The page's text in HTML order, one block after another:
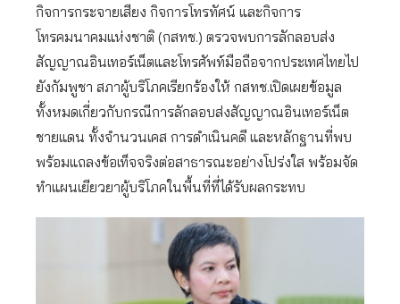
กิจการกระจายเสียง กิจการโทรทัศน์ และกิจการ
โทรคมนาคมแห่งชาติ (กสทช.) ตรวจพบการลักลอบส่ง
สัญญาณอินเทอร์เน็ตและโทรศัพท์มือถือจากประเทศไทยไป
ยังกัมพูชา สภาผู้บริโภคเรียกร้องให้ กสทช.เปิดเผยข้อมูล
ทั้งหมดเกี่ยวกับกรณีการลักลอบส่งสัญญาณอินเทอร์เน็ต
ชายแดน ทั้งจำนวนเคส การดำเนินคดี และหลักฐานที่พบ
พร้อมแถลงข้อเท็จจริงต่อสาธารณะอย่างโปร่งใส พร้อมจัด
ทำแผนเยียวยาผู้บริโภคในพื้นที่ที่ได้รับผลกระทบ